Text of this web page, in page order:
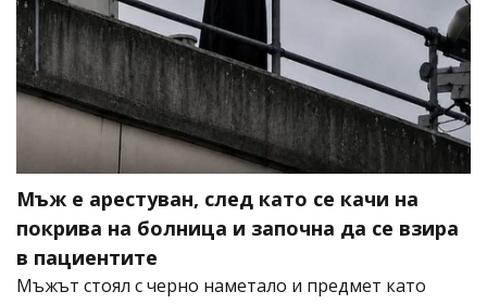
Мъж е арестуван, след като се качи на
покрива на болница и започна да се взира
в пациентите
Мъжът стоял с черно наметало и предмет като